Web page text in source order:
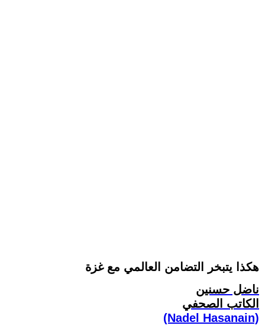
هكذا يتبخر التضامن العالمي مع غزة
ناضل حسنين
الكاتب الصحفي
(Nadel Hasanain)